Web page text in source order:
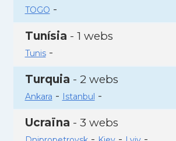
TOGO -
Tunísia - 1 webs
Tunis-
Turquia - 2 webs
Ankara - Istanbul -
Ucraïna - 3 webs